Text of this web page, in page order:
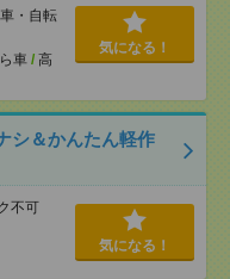
・自転
車 / 高
気になる！
シ＆かんたん軽作
不可
気になる！